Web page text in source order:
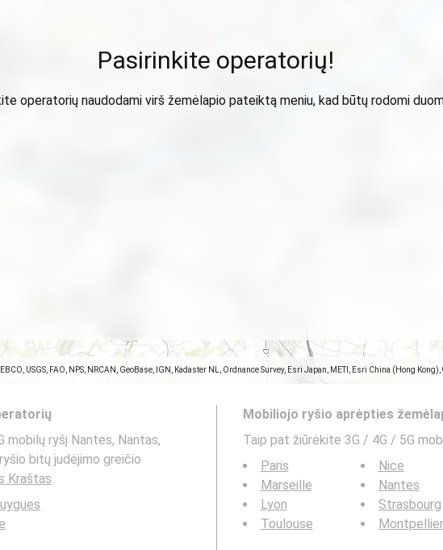
USGS, FAO, NPS, NRCAN, GeoBase, IGN, Kadaster NL, Ordnance Survey, Esri Japan, METI, Esri China (Hong
Pasirinkite operatorių!
operatorių naudodami virš žemėlapio pateiktą meniu, kad būtų rodomi
mobilų ryšį Nantes, Nantas,
bitų judėjimo greičio
Kraštas.
Mobiliojo ryšio aprėpties
Taip pat žiūrėkite 3G / 4G / 5G
Paris
Marseille
Lyon
Toulouse
Nice
Nantes
Strasbourg
Montpellier